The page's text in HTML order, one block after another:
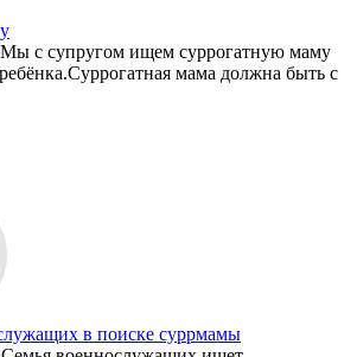
с супругом ищем суррогатную маму
мама должна быть с
в поиске суррмамы